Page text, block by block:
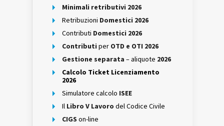
Minimali retributivi 2026
Retribuzioni Domestici 2026
Contributi Domestici 2026
Contributi per OTD e OTI 2026
Gestione separata – aliquote 2026
Calcolo Ticket Licenziamento
2026
Simulatore calcolo ISEE
Il Libro V Lavoro del Codice Civile
CIGS on-line